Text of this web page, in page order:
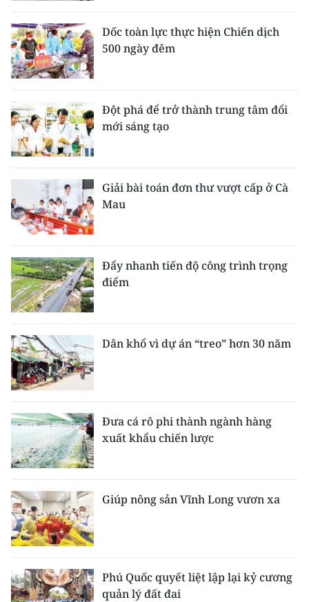
Dốc toàn lực thực hiện Chiến dịch
500 ngày đêm
Đột phá để trở thành trung tâm đổi
mới sáng tạo
Giải bài toán đơn thư vượt cấp ở Cà
Mau
Đẩy nhanh tiến độ công trình trọng
điểm
Dân khổ vì dự án “treo” hơn 30 năm
Đưa cá rô phi thành ngành hàng
xuất khẩu chiến lược
Giúp nông sản Vĩnh Long vươn xa
Phú Quốc quyết liệt lập lại kỷ cương
quản lý đất đai